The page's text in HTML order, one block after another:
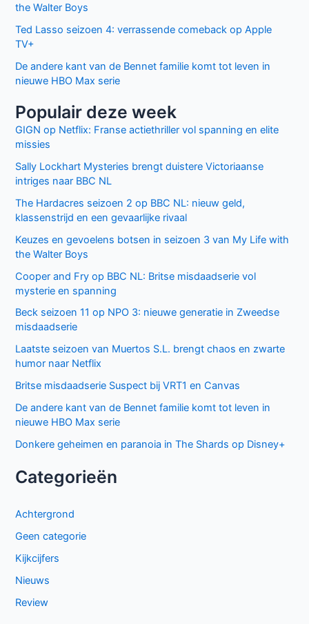
the Walter Boys
Ted Lasso seizoen 4: verrassende comeback op Apple
TV+
De andere kant van de Bennet familie komt tot leven in
nieuwe HBO Max serie
Populair deze week
GIGN op Netflix: Franse actiethriller vol spanning en elite
missies
Sally Lockhart Mysteries brengt duistere Victoriaanse
intriges naar BBC NL
The Hardacres seizoen 2 op BBC NL: nieuw geld,
klassenstrijd en een gevaarlijke rivaal
Keuzes en gevoelens botsen in seizoen 3 van My Life with
the Walter Boys
Cooper and Fry op BBC NL: Britse misdaadserie vol
mysterie en spanning
Beck seizoen 11 op NPO 3: nieuwe generatie in Zweedse
misdaadserie
Laatste seizoen van Muertos S.L. brengt chaos en zwarte
humor naar Netflix
Britse misdaadserie Suspect bij VRT1 en Canvas
De andere kant van de Bennet familie komt tot leven in
nieuwe HBO Max serie
Donkere geheimen en paranoia in The Shards op Disney+
Categorieën
Achtergrond
Geen categorie
Kijkcijfers
Nieuws
Review